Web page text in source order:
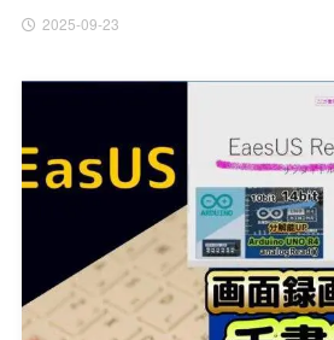
2025-09-23